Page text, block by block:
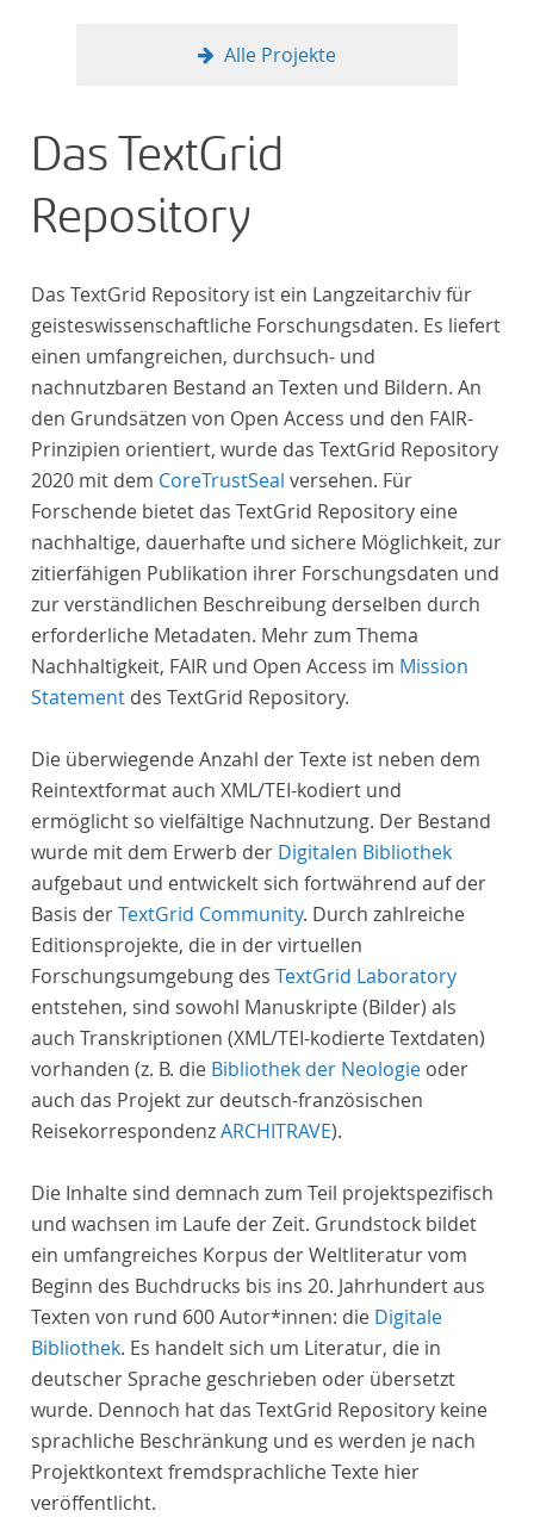
girl novel") genre a subcategory of the
Alle Projekte
Das TextGrid
Repository
Das TextGrid Repository ist ein Langzeitarchiv für
geisteswissenschaftliche Forschungsdaten. Es liefert
einen umfangreichen, durchsuch- und
nachnutzbaren Bestand an Texten und Bildern. An
den Grundsätzen von Open Access und den FAIR-
Prinzipien orientiert, wurde das TextGrid Repository
2020 mit dem CoreTrustSeal versehen. Für
Forschende bietet das TextGrid Repository eine
nachhaltige, dauerhafte und sichere Möglichkeit, zur
zitierfähigen Publikation ihrer Forschungsdaten und
zur verständlichen Beschreibung derselben durch
erforderliche Metadaten. Mehr zum Thema
Nachhaltigkeit, FAIR und Open Access im Mission
Statement des TextGrid Repository.
Die überwiegende Anzahl der Texte ist neben dem
Reintextformat auch XML/TEI-kodiert und
ermöglicht so vielfältige Nachnutzung. Der Bestand
wurde mit dem Erwerb der Digitalen Bibliothek
aufgebaut und entwickelt sich fortwährend auf der
Basis derTextGrid Community. Durch zahlreiche
Editionsprojekte, die in der virtuellen
Forschungsumgebung des TextGrid Laboratory
entstehen, sind sowohl Manuskripte (Bilder) als
auch Transkriptionen (XML/TEI-kodierte Textdaten)
vorhanden (z. B. die Bibliothek der Neologie oder
auch das Projekt zur deutsch-französischen
ReisekorrespondenzARCHITRAVE).
Die Inhalte sind demnach zum Teil projektspezifisch
und wachsen im Laufe der Zeit. Grundstock bildet
ein umfangreiches Korpus der Weltliteratur vom
Beginn des Buchdrucks bis ins 20. Jahrhundert aus
Texten von rund 600 Autor*innen: die Digitale
Bibliothek. Es handelt sich um Literatur, die in
deutscher Sprache geschrieben oder übersetzt
wurde. Dennoch hat das TextGrid Repository keine
sprachliche Beschränkung und es werden je nach
Projektkontext fremdsprachliche Texte hier
veröffentlicht.